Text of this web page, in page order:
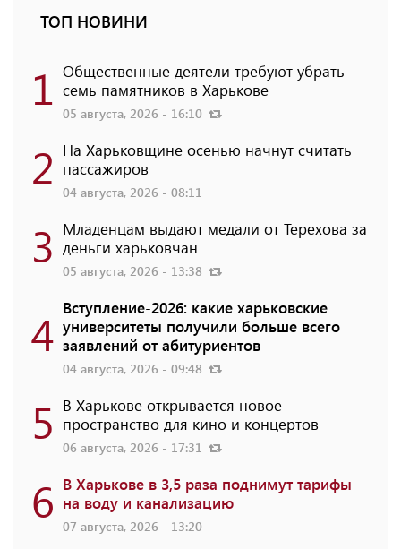
ТОП НОВИНИ
1 Общественные деятели требуют убрать
семь памятников в Харькове
05 августа, 2026 - 16:10
2 На Харьковщине осенью начнут считать
пассажиров
04 августа, 2026 - 08:11
3 Младенцам выдают медали от Терехова за
деньги харьковчан
05 августа, 2026 - 13:38
4 Вступление-2026: какие харьковские
университеты получили больше всего
заявлений от абитуриентов
04 августа, 2026 - 09:48
5 В Харькове открывается новое
пространство для кино и концертов
06 августа, 2026 - 17:31
6 В Харькове в 3,5 раза поднимут тарифы
на воду и канализацию
07 августа, 2026 - 13:20